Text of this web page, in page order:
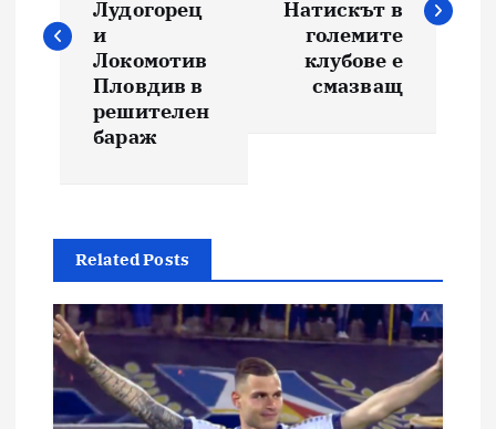
Лудогорец
и
Локомотив
Пловдив в
решителен
бараж
Натискът в
големите
клубове е
смазващ
Related Posts